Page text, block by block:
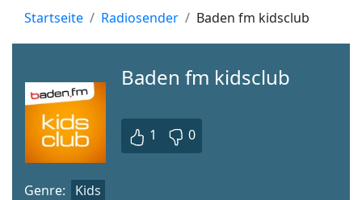
Startseite Radiosender Baden fm kidsclub
Baden fm kidsclub
1 0
Genre: Kids